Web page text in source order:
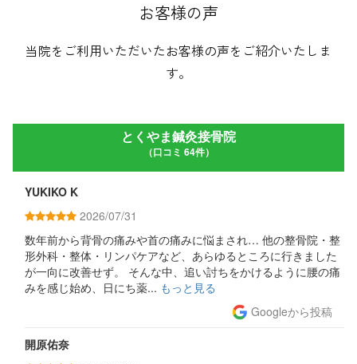
お客様の声
当院をご利用いただいたお客様の声をご紹介いたしま
す。